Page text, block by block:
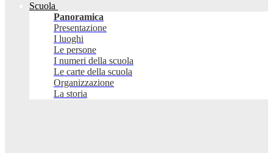
Scuola
Panoramica
Presentazione
I luoghi
Le persone
I numeri della scuola
Le carte della scuola
Organizzazione
La storia